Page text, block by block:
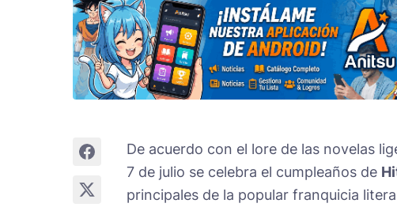
De acuerdo con el lore de las novelas
7 de julio se celebra el cumpleaños de
principales de la popular franquicia